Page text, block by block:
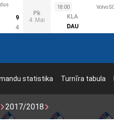
9
4
Pk
4. Mai
18:00 Volvo
KLA
DAU
statistika Turnīra tabula
2017/2018